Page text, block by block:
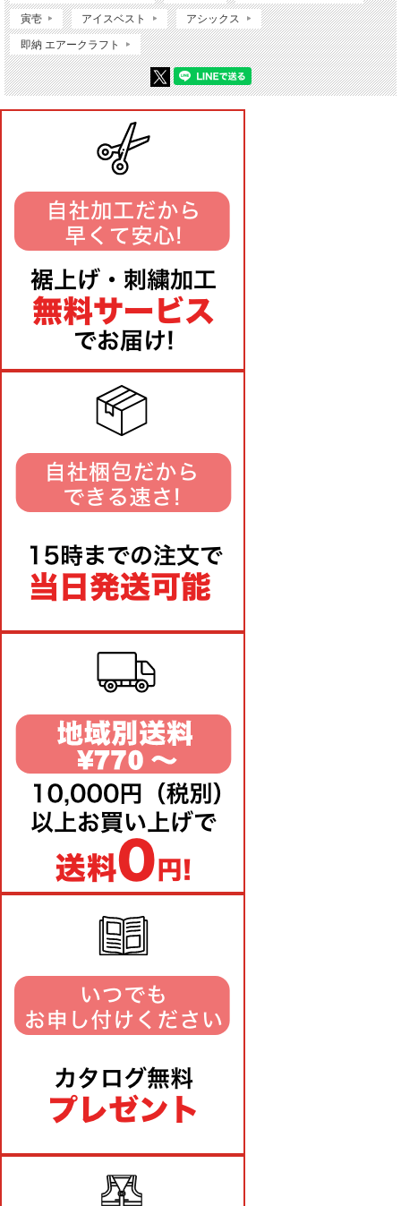
寅壱 アイスベスト アシックス
即納 エアークラフト